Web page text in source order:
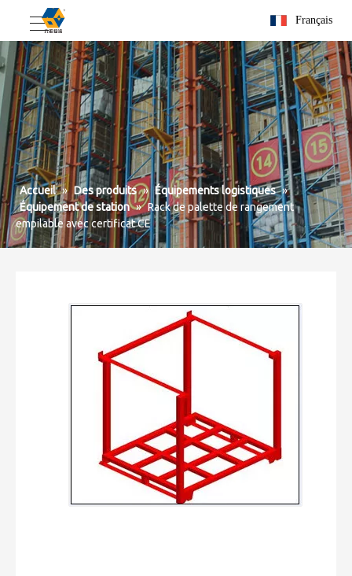
Français
Accueil » Des produits » Équipements logistiques »
Équipement de station » Rack de palette de rangement
empilable avec certificat CE